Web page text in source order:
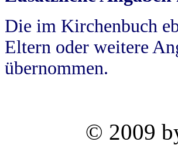
Die im Kirchenbuch
Eltern oder weitere
übernommen.
© 2009